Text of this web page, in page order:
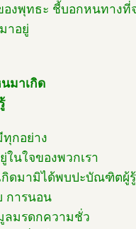
งพุทธะ ชี้บอกหนทางที่
าอยู่
มาเกิด
กอย่าง
ในใจของพวกเรา
กิดมามิได้พบปะบัณฑิตผู้
การนอน
ลมรดกความชั่ว